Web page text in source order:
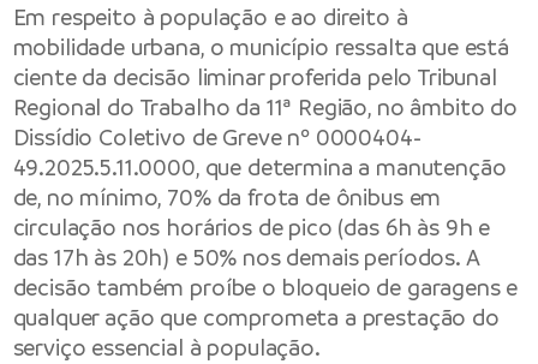
Em respeito à população e ao direito à
mobilidade urbana, o município ressalta que está
ciente da decisão liminar proferida pelo Tribunal
Regional do Trabalho da 11ª Região, no âmbito do
Dissídio Coletivo de Greve nº 0000404-
49.2025.5.11.0000, que determina a manutenção
de, no mínimo, 70% da frota de ônibus em
circulação nos horários de pico (das 6h às 9h e
das 17h às 20h) e 50% nos demais períodos. A
decisão também proíbe o bloqueio de garagens e
qualquer ação que comprometa a prestação do
serviço essencial à população.